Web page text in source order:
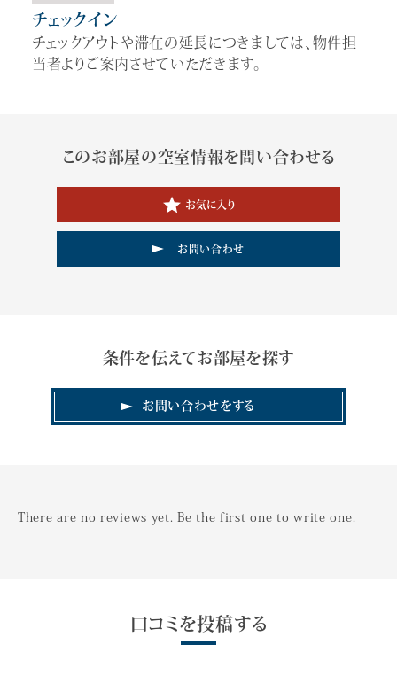
チェックイン
チェックアウトや滞在の延長につきましては、物件担
当者よりご案内させていただきます。
このお部屋の空室情報を問い合わせる
お気に入り
お問い合わせ
条件を伝えてお部屋を探す
お問い合わせをする
There are no reviews yet. Be the first one to write one.
口コミを投稿する